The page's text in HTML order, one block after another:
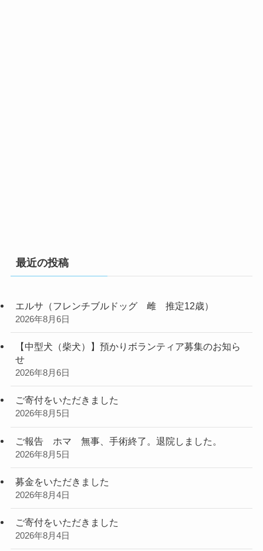
最近の投稿
エルサ（フレンチブルドッグ 雌 推定12歳）
2026年8月6日
【中型犬（柴犬）】預かりボランティア募集のお知ら
せ
2026年8月6日
ご寄付をいただきました
2026年8月5日
ご報告 ホマ 無事、手術終了。退院しました。
2026年8月5日
募金をいただきました
2026年8月4日
ご寄付をいただきました
2026年8月4日